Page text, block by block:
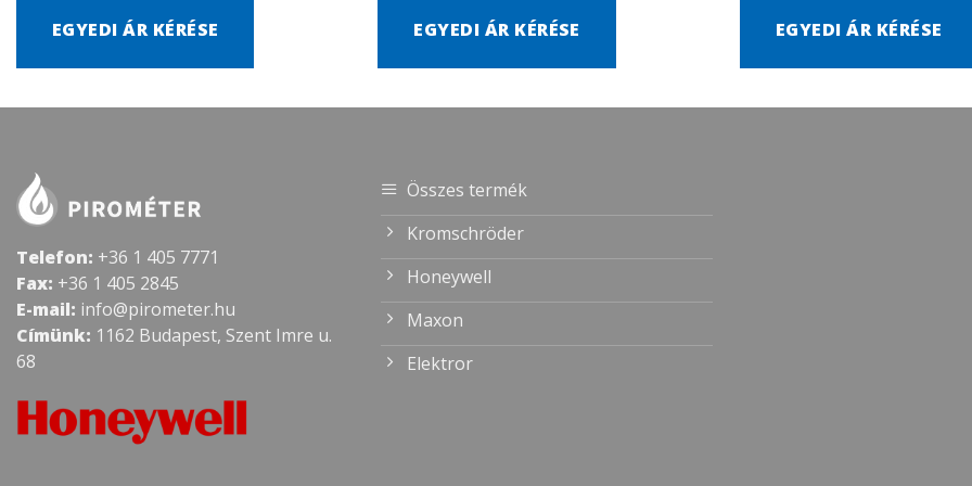
EGYEDI ÁR KÉRÉSE EGYEDI ÁR KÉRÉSE EGYEDI ÁR KÉRÉSE
Telefon: +36 1 405 7771
Fax: +36 1 405 2845
E-mail: info@pirometer.hu
Címünk: 1162 Budapest, Szent Imre u.
68
Összes termék
Kromschröder
Honeywell
Maxon
Elektror